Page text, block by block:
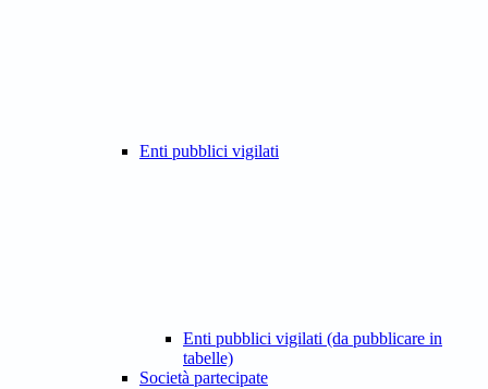
Enti pubblici vigilati
Enti pubblici vigilati (da pubblicare in
tabelle)
Società partecipate